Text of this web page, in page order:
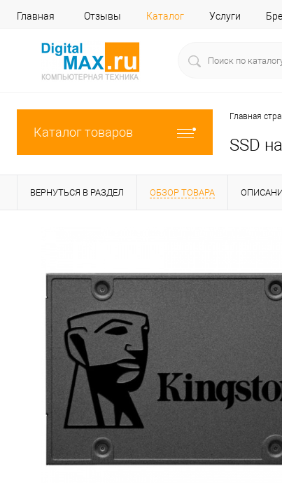
Главная Отзывы Каталог Услуги
Каталог товаров
Главная
SSD
ВЕРНУТЬСЯ В РАЗДЕЛ ОБЗОР ТОВАРА